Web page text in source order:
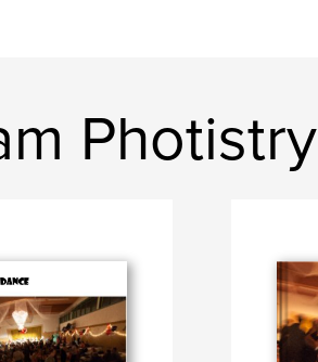
Photistry